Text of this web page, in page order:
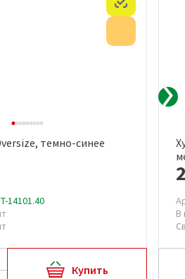
темно-синее
14101.40
Купить
В